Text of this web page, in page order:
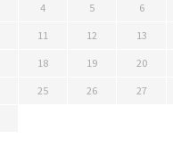
4 5 6
11 12 13
18 19 20
25 26 27